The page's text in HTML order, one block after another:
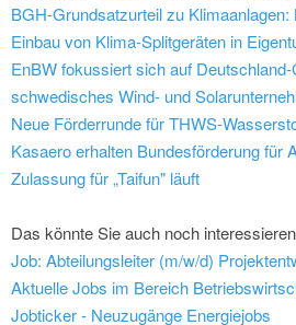
BGH-Grundsatzurteil zu
Einbau von Klima-Splitgeräten in
EnBW fokussiert sich auf
schwedisches Wind- und
Neue Förderrunde für THWS-
Kasaero erhalten Bundesförderung für
Zulassung für „Taifun" läuft
Das könnte Sie auch noch interessieren
Aktuelle Jobs im Bereich
Jobticker - Neuzugänge Energiejobs